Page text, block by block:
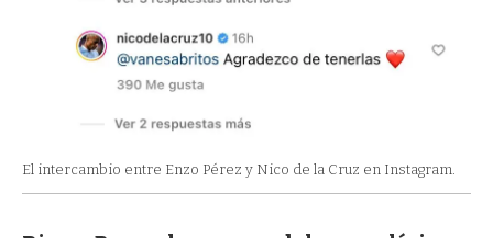
El intercambio entre Enzo Pérez y Nico de la Cruz en Instagram.